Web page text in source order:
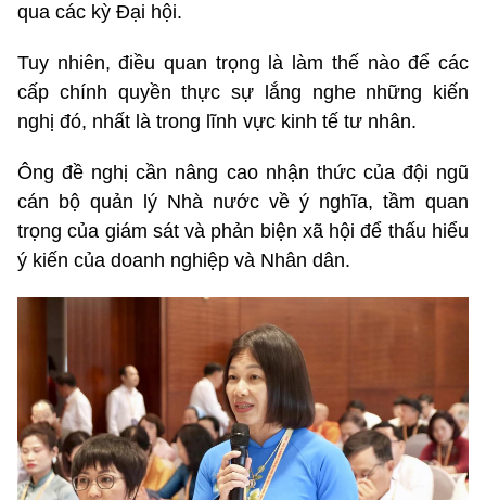
qua các kỳ Đại hội.
Tuy nhiên, điều quan trọng là làm thế nào để các
cấp chính quyền thực sự lắng nghe những kiến
nghị đó, nhất là trong lĩnh vực kinh tế tư nhân.
Ông đề nghị cần nâng cao nhận thức của đội ngũ
cán bộ quản lý Nhà nước về ý nghĩa, tầm quan
trọng của giám sát và phản biện xã hội để thấu hiểu
ý kiến của doanh nghiệp và Nhân dân.